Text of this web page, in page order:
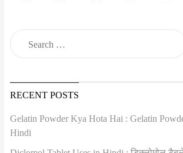
RECENT POSTS
Gelatin Powder Kya Hota Hai : Gelatin
Hindi